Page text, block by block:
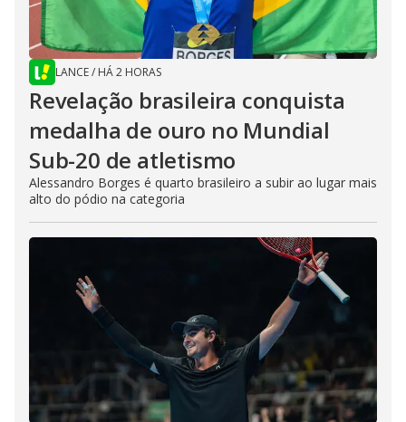
LANCE/ HÁ 2 HORAS
Revelação brasileira conquista
medalha de ouro no Mundial
Sub-20 de atletismo
Alessandro Borges é quarto brasileiro a subir ao lugar mais
alto do pódio na categoria